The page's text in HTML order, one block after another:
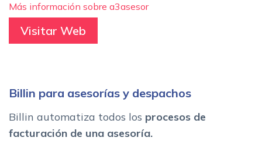
Más información sobre a3asesor
Visitar Web
Billin para asesorías y despachos
Billin automatiza todos los procesos de
facturación de una asesoría.